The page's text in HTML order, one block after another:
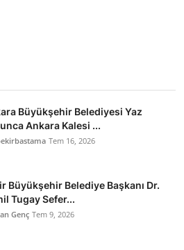
Büyükşehir Belediyesi Yaz
Ankara Kalesi ...
Tem 16, 2026
Büyükşehir Belediye Başkanı Dr.
Tugay Sefer...
Genç Tem 9, 2026